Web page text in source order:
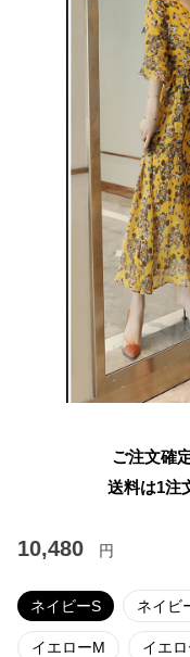
ご注文確
送料は1注
10,480 円
ネイビーS ネイビ
イエローM イエロ